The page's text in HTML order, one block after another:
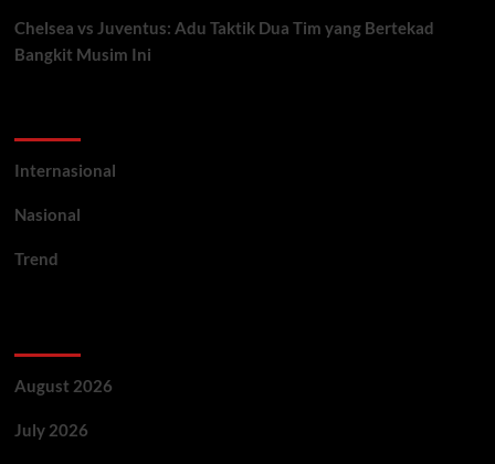
Chelsea vs Juventus: Adu Taktik Dua Tim yang Bertekad
Bangkit Musim Ini
Internasional
Nasional
Trend
August 2026
July 2026